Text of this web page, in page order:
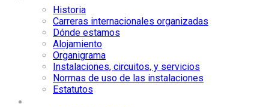
Historia
Carreras internacionales organizadas
Dónde estamos
Alojamiento
Organigrama
Instalaciones, circuitos, y servicios
Normas de uso de las instalaciones
Estatutos